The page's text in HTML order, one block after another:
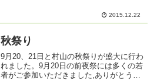
2015.12.22
秋祭り
9月20、21日と村山の秋祭りが盛大に行わ
れました。9月20日の前夜祭には多くの若
者がご参加いただきました,ありがとうご